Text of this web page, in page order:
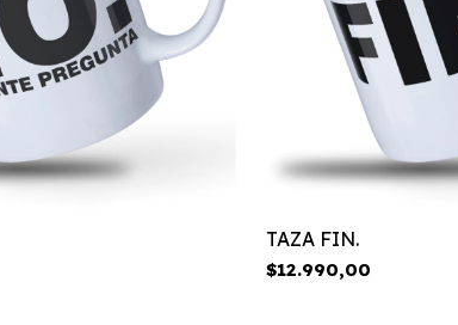
TAZA FIN.
$12.990,00